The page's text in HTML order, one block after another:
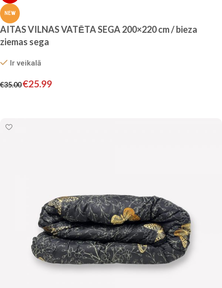
NEW
AITAS VILNAS VATĒTA SEGA 200×220 cm / bieza
ziemas sega
Ir veikalā
€35.00€25.99